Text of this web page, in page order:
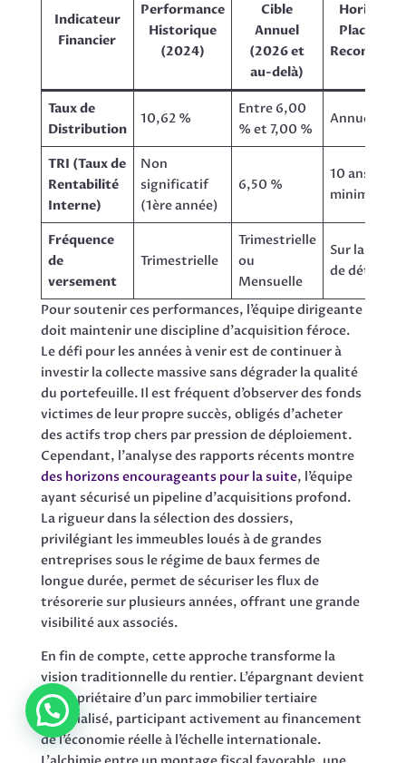
Indicateur
Financier
Performance
Historique
(2024)
Cible
Annuel
(2026 et
au-delà)
Horizon
Taux de
Distribution
10,62 %
Entre 6,00
% et 7,00 %
Annuel
TRI (Taux de
Rentabilité
Interne)
Non
significatif
(1ère année)
6,50 %
10 ans
minimum
Fréquence
de
versement
Trimestrielle
Trimestrielle
ou
Mensuelle
Sur la durée
de
Pour soutenir ces performances, l’équipe dirigeante
doit maintenir une discipline d’acquisition féroce.
Le défi pour les années à venir est de continuer à
investir la collecte massive sans dégrader la qualité
du portefeuille. Il est fréquent d’observer des fonds
victimes de leur propre succès, obligés d’acheter
des actifs trop chers par pression de déploiement.
Cependant, l’analyse des rapports récents montre
des horizons encourageants pour la suite, l’équipe
ayant sécurisé un pipeline d’acquisitions profond.
La rigueur dans la sélection des dossiers,
privilégiant les immeubles loués à de grandes
entreprises sous le régime de baux fermes de
longue durée, permet de sécuriser les flux de
trésorerie sur plusieurs années, offrant une grande
visibilité aux associés.
En fin de compte, cette approche transforme la
vision traditionnelle du rentier. L’épargnant devient
copropriétaire d’un parc immobilier tertiaire
mondialisé, participant activement au financement
de l’économie réelle à l’échelle internationale.